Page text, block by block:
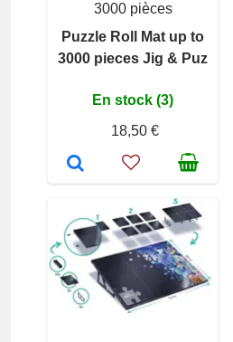
3000 pièces
Puzzle Roll Mat up to
3000 pieces Jig & Puz
En stock (3)
18,50 €